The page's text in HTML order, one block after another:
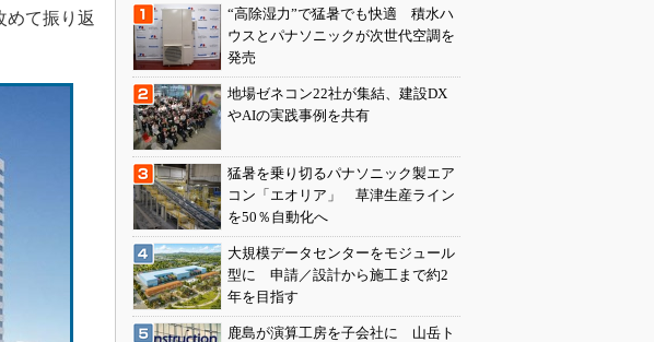
めて振り返
“高除湿力”で猛暑でも快適 積水ハ
ウスとパナソニックが次世代空調を
発売
地場ゼネコン22社が集結、建設DX
やAIの実践事例を共有
猛暑を乗り切るパナソニック製エア
コン「エオリア」 草津生産ライン
を50％自動化へ
大規模データセンターをモジュール
型に 申請／設計から施工まで約2
年を目指す
鹿島が演算工房を子会社に 山岳ト